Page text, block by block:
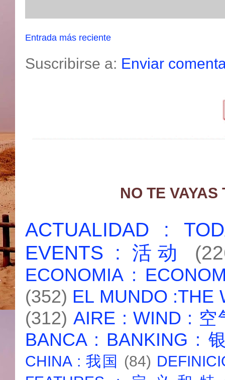
Entrada más reciente
Suscribirse a: Enviar
NO TE
ACTUALIDAD :
EVENTS : 活动
ECONOMIA :
(352) EL MUNDO :THE
(312) AIRE : WIND : 空
BANCA : BANKING :
CHINA : 我国 (84)